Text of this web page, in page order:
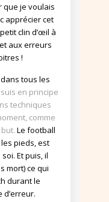
je voulais
apprécier cet
clin d’œil à
aux erreurs
!
tous les
suis en principe
techniques
comme
Le football
pieds, est
Et puis, il
mort) ce qui
durant le